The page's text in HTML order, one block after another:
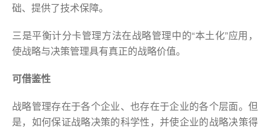
础、提供了技术保障。
三是平衡计分卡管理方法在战略管理中的“本土化”应用，
使战略与决策管理具有真正的战略价值。
可借鉴性
战略管理存在于各个企业、也存在于企业的各个层面。但
是，如何保证战略决策的科学性，并使企业的战略决策得